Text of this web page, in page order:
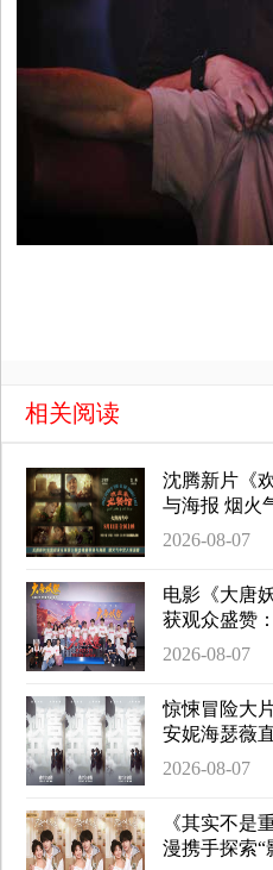
相关阅读
沈腾新片《
与海报 烟火
2026-08-07
电影《大唐
获观众盛赞
2026-08-07
惊悚冒险大
安妮海瑟薇
2026-08-07
《其实不是
漫携手探索“